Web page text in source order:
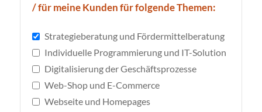
/ für meine Kunden für folgende Themen:
Strategieberatung und Fördermittelberatung
Individuelle Programmierung und IT-Solution
Digitalisierung der Geschäftsprozesse
Web-Shop und E-Commerce
Webseite und Homepages